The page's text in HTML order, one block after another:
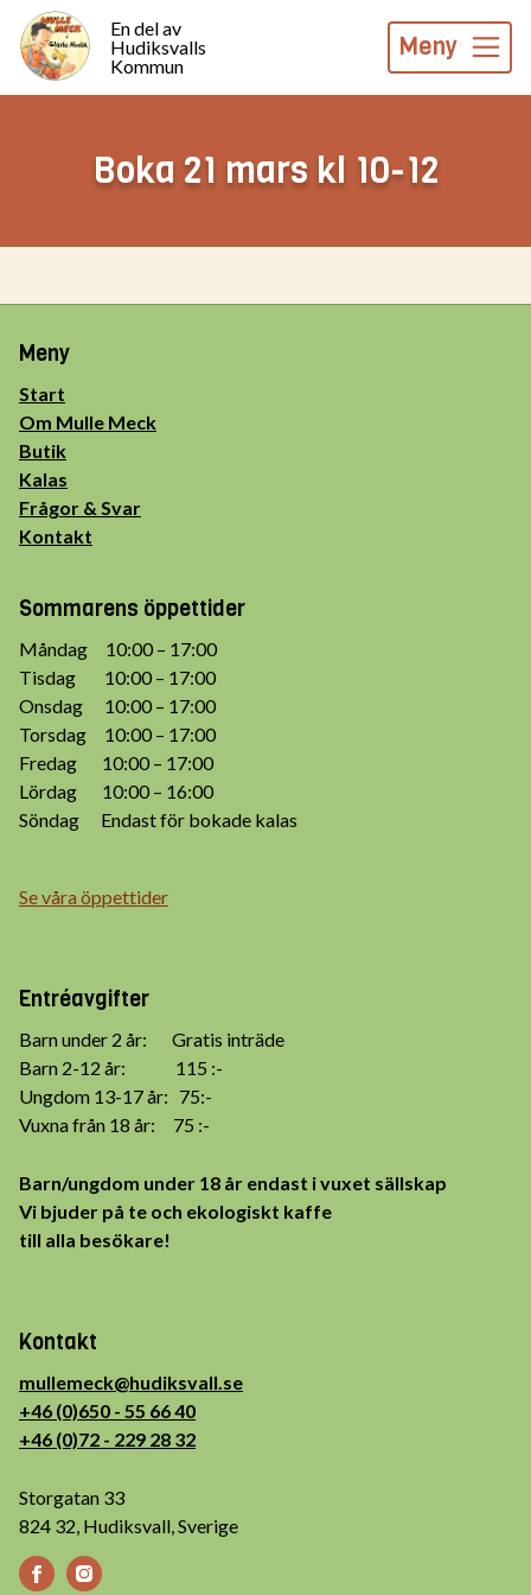
En del av
Hudiksvalls
Kommun
Meny
Boka 21 mars kl 10-12
Meny
Start
Om Mulle Meck
Butik
Kalas
Frågor & Svar
Kontakt
Sommarens öppettider
Måndag 10:00 – 17:00
Tisdag 10:00 – 17:00
Onsdag 10:00 – 17:00
Torsdag 10:00 – 17:00
Fredag 10:00 – 17:00
Lördag 10:00 – 16:00
Söndag Endast för bokade kalas
Se våra öppettider
Entréavgifter
Barn under 2 år: Gratis inträde
Barn 2-12 år: 115 :-
Ungdom 13-17 år: 75:-
Vuxna från 18 år: 75 :-
Barn/ungdom under 18 år endast i vuxet sällskap
Vi bjuder på te och ekologiskt kaffe
till alla besökare!
Kontakt
mullemeck@hudiksvall.se
+46 (0)650 - 55 66 40
+46 (0)72 - 229 28 32
Storgatan 33
824 32, Hudiksvall, Sverige